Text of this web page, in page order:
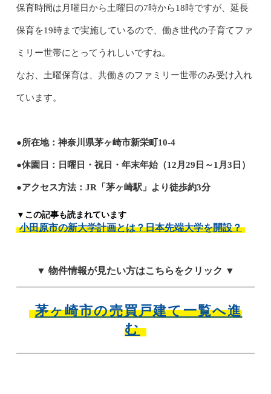
保育時間は月曜日から土曜日の7時から18時ですが、延長
保育を19時まで実施しているので、働き世代の子育てファ
ミリー世帯にとってうれしいですね。
なお、土曜保育は、共働きのファミリー世帯のみ受け入れ
ています。
●所在地：神奈川県茅ヶ崎市新栄町10-4
●休園日：日曜日・祝日・年末年始（12月29日～1月3日）
●アクセス方法：JR「茅ヶ崎駅」より徒歩約3分
▼この記事も読まれています
小田原市の新大学計画とは？日本先端大学を開設？
▼ 物件情報が見たい方はこちらをクリック ▼
茅ヶ崎市の売買戸建て一覧へ進
む